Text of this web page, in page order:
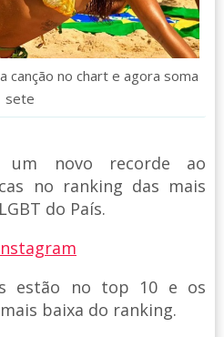
canção no chart e agora soma
sete
um novo recorde ao
no ranking das mais
do País.
estão no top 10 e os
baixa do ranking.